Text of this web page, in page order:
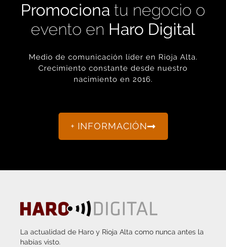
Promociona tu negocio o
evento en Haro Digital
Medio de comunicación líder en Rioja Alta.
Crecimiento constante desde nuestro
nacimiento en 2016.
+ INFORMACIÓN
La actualidad de Haro y Rioja Alta como nunca antes la
habías visto.